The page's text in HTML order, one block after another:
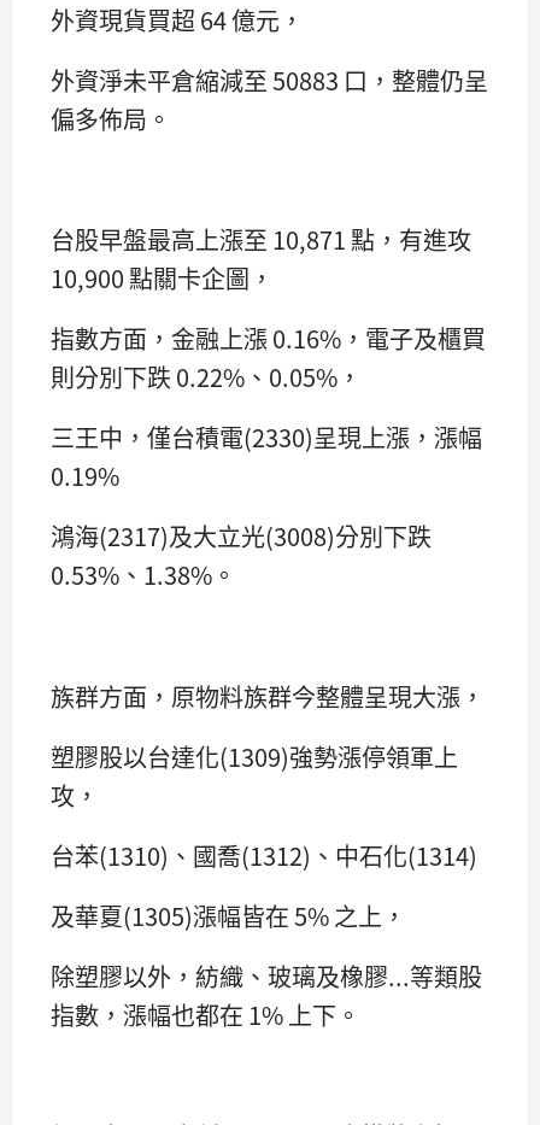
外資現貨買超 64 億元，
外資淨未平倉縮減至 50883 口，整體仍呈
偏多佈局。
台股早盤最高上漲至 10,871 點，有進攻
10,900 點關卡企圖，
指數方面，金融上漲 0.16%，電子及櫃買
則分別下跌 0.22%、0.05%，
三王中，僅台積電(2330)呈現上漲，漲幅
0.19%
鴻海(2317)及大立光(3008)分別下跌
0.53%、1.38%。
族群方面，原物料族群今整體呈現大漲，
塑膠股以台達化(1309)強勢漲停領軍上
攻，
台苯(1310)、國喬(1312)、中石化(1314)
及華夏(1305)漲幅皆在 5% 之上，
除塑膠以外，紡織、玻璃及橡膠...等類股
指數，漲幅也都在 1% 上下。